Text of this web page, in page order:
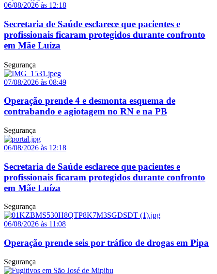
06/08/2026 às 12:18
Secretaria de Saúde esclarece que pacientes e
profissionais ficaram protegidos durante confronto
em Mãe Luíza
Segurança
07/08/2026 às 08:49
Operação prende 4 e desmonta esquema de
contrabando e agiotagem no RN e na PB
Segurança
06/08/2026 às 12:18
Secretaria de Saúde esclarece que pacientes e
profissionais ficaram protegidos durante confronto
em Mãe Luíza
Segurança
06/08/2026 às 11:08
Operação prende seis por tráfico de drogas em Pipa
Segurança